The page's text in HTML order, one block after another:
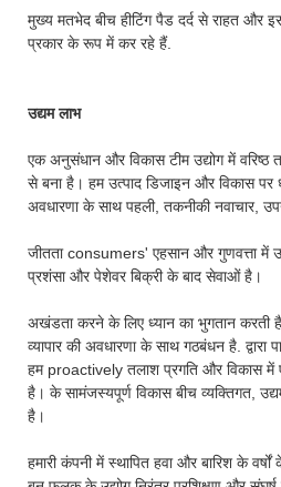
मुख्य मतभेद बीच हीटिंग पैड दर्द से राहत और
प्रकार के रूप में कर रहे हैं.
उद्यम लाभ
एक अनुसंधान और विकास टीम उद्योग में वरिष्ठ
से बना है। हम उत्पाद डिजाइन और विकास पर
अवधारणा के साथ पहली, तकनीकी नवाचार,
जीतता consumers' एहसान और गुणवत्ता में
प्रशंसा और पेशेवर बिक्री के बाद सेवाओं है।
अखंडता करने के लिए ध्यान का भुगतान करती
व्यापार की अवधारणा के साथ गठबंधन है. द्वारा
हम proactively तलाश प्रगति और विकास में
है। के सामंजस्यपूर्ण विकास बीच व्यक्तिगत,
है।
हमारी कंपनी में स्थापित हवा और बारिश के